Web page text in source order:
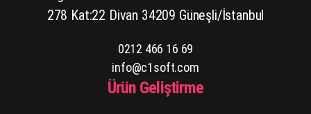
278 Kat:22 Divan 34209 Güneşli/İstanbul
0212 466 16 69
info@c1soft.com
Ürün Geliştirme